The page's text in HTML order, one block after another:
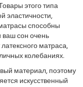
этого типа
эластичности,
способны
сон очень
матраса,
колебаниях.
материал, поэтому
искусственный